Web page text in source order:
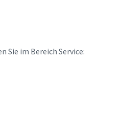
Sie im Bereich Service: